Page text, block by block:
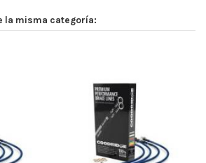
la misma categoría: